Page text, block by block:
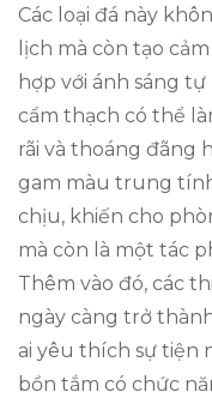
Các loại đá này
lịch mà còn tạo
hợp với ánh sáng
cẩm thạch có thể
rãi và thoáng đãng
gam màu trung
chịu, khiến cho
mà còn là một tác
Thêm vào đó, các
ngày càng trở
ai yêu thích sự tiện
bồn tắm có chức